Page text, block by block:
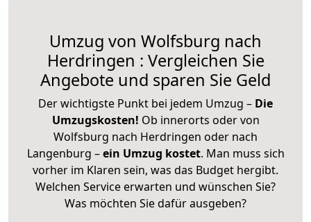
Umzug von Wolfsburg nach
Herdringen : Vergleichen Sie
Angebote und sparen Sie Geld
Der wichtigste Punkt bei jedem Umzug – Die
Umzugskosten! Ob innerorts oder von
Wolfsburg nach Herdringen oder nach
Langenburg –ein Umzug kostet. Man muss sich
vorher im Klaren sein, was das Budget hergibt.
Welchen Service erwarten und wünschen Sie?
Was möchten Sie dafür ausgeben?